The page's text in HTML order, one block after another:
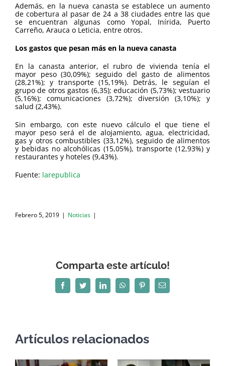
Además, en la nueva canasta se establece un aumento
de cobertura al pasar de 24 a 38 ciudades entre las que
se encuentran algunas como Yopal, Inírida, Puerto
Carreño, Arauca o Leticia, entre otros.
Los gastos que pesan más en la nueva canasta
En la canasta anterior, el rubro de vivienda tenía el
mayor peso (30,09%); seguido del gasto de alimentos
(28,21%); y transporte (15,19%). Detrás, le seguían el
grupo de otros gastos (6,35); educación (5,73%); vestuario
(5,16%); comunicaciones (3,72%); diversión (3,10%); y
salud (2,43%).
Sin embargo, con este nuevo cálculo el que tiene el
mayor peso será el de alojamiento, agua, electricidad,
gas y otros combustibles (33,12%), seguido de alimentos
y bebidas no alcohólicas (15,05%), transporte (12,93%) y
restaurantes y hoteles (9,43%).
Fuente: larepublica
Febrero 5, 2019 | Noticias |
Comparta este artículo!
FacebookTwitterLinkedInWhatsAppPinterestCorreo
electrónico
Artículos relacionados